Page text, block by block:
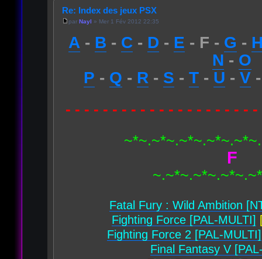
Re: Index des jeux PSX
par Nayl » Mer 1 Fév 2012 22:35
A - B - C - D - E - F - G -
N - O
P - Q - R - S - T- U - V
- - - - - - - - - - - - - - - - - - - -
F
Fatal Fury : Wild Ambition
Fighting Force [PAL-MULTI]
Fighting Force 2 [PAL-MULTI]
Final Fantasy V